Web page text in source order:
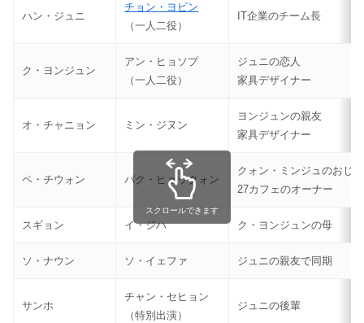
ハン・ジュニ
チョン・ヨビン
（一人二役）
IT企業のチーム長
ク・ヨンジュン
アン・ヒョソプ
（一人二役）
ジュニの恋人
家具デザイナー
オ・チャニョン ミン・ジヌン
ヨンジュンの親友
家具デザイナー
ペ・チウォン パク・ヒョックォン
クォン・ミンジュのおじ
27カフェのオーナー
スギョン イ・ジハ ク・ヨンジュンの母
ソ・ナウン ソ・イェファ ジュニの親友で同期
サンホ
チャン・セヒョン
（特別出演）
ジュニの後輩
スクロールできます